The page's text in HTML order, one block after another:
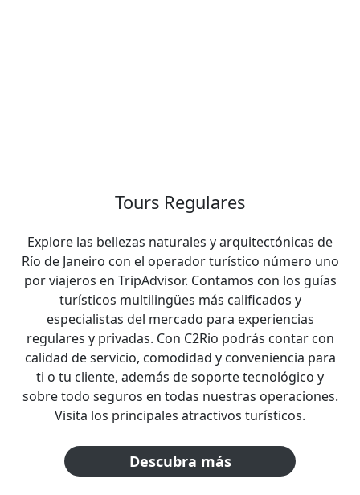
Tours Regulares
Explore las bellezas naturales y arquitectónicas de
Río de Janeiro con el operador turístico número uno
por viajeros en TripAdvisor. Contamos con los guías
turísticos multilingües más calificados y
especialistas del mercado para experiencias
regulares y privadas. Con C2Rio podrás contar con
calidad de servicio, comodidad y conveniencia para
ti o tu cliente, además de soporte tecnológico y
sobre todo seguros en todas nuestras operaciones.
Visita los principales atractivos turísticos.
Descubra más